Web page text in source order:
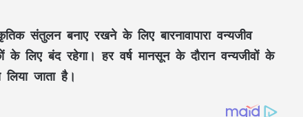
संतुलनबनाए रखने के लिएबारनावापारा वन्यजीव
के लिए बंद रहेगा। हर वर्षमानसूनके दौरानवन्यजीवों के
जाता है।